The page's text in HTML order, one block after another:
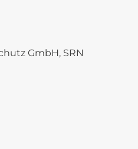
GmbH, SRN